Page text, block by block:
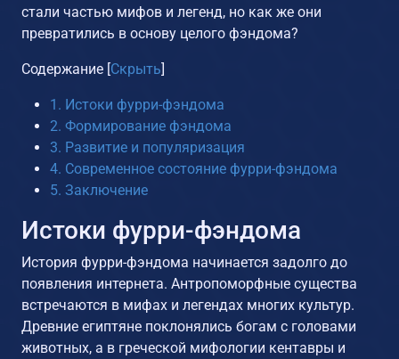
стали частью мифов и легенд, но как же они
превратились в основу целого фэндома?
Содержание [Скрыть]
1. Истоки фурри-фэндома
2. Формирование фэндома
3. Развитие и популяризация
4. Современное состояние фурри-фэндома
5. Заключение
Истоки фурри-фэндома
История фурри-фэндома начинается задолго до
появления интернета. Антропоморфные существа
встречаются в мифах и легендах многих культур.
Древние египтяне поклонялись богам с головами
животных, а в греческой мифологии кентавры и